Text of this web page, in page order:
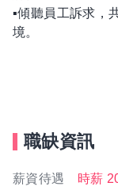
▪傾聽員工訴求，
境。
職缺資訊
薪資待遇 時薪